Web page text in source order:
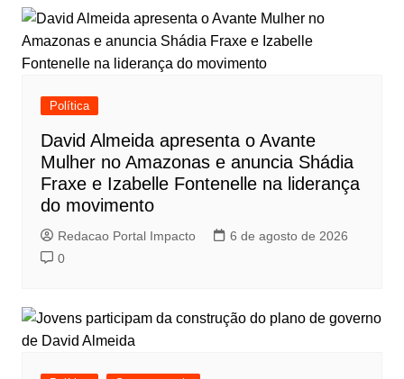
Política
David Almeida apresenta o Avante
Mulher no Amazonas e anuncia Shádia
Fraxe e Izabelle Fontenelle na liderança
do movimento
Redacao Portal Impacto
6 de agosto de 2026
0